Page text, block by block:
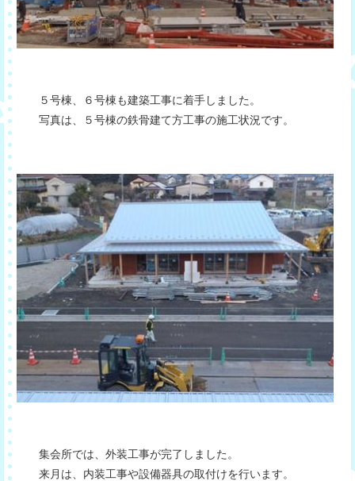
５号棟、６号棟も建築工事に着手しました。
写真は、５号棟の鉄骨建て方工事の施工状況です。
集会所では、外装工事が完了しました。
来月は、内装工事や設備器具の取付けを行います。